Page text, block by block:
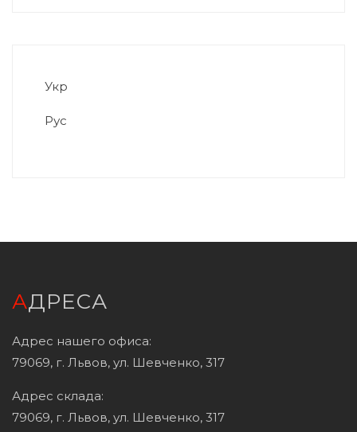
Укр
Рус
АДРЕСА
Адрес нашего офиса:
79069, г. Львов, ул. Шевченко, 317
Адрес склада:
79069, г. Львов, ул. Шевченко, 317